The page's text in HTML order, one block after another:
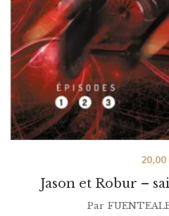
Jason et Robur –
20,00
Par